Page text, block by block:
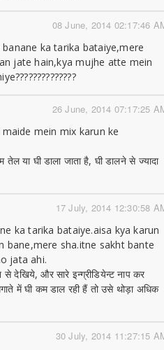
08 June, 2014 02:17:46
ka tarika bataiye,mere
jate hain,kya mujhe atte mein
26 June, 2014 07:17:25
mein mix karun ke
तेल या घी डाला जाता है, घी डालने से ज्यादा
17 July, 2014 12:30:58
ka tarika bataiye.aisa kya karun
bane,mere sha.itne sakht bante
jata ahi.
से देखिये, और सारे इन्ग्रीडियेन्ट नाप कर
में घी कम डाल रही हैं तो उसे थोड़ा अधिक
30 July, 2014 11:27:15